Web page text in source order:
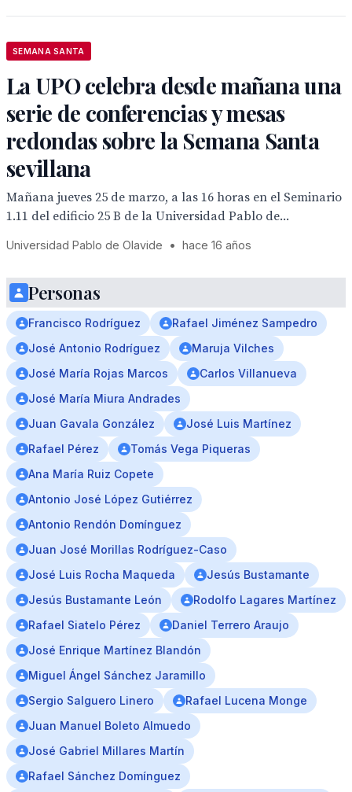
SEMANA SANTA
La UPO celebra desde mañana una
serie de conferencias y mesas
redondas sobre la Semana Santa
sevillana
Mañana jueves 25 de marzo, a las 16 horas en el Seminario
1.11 del edificio 25 B de la Universidad Pablo de...
Universidad Pablo de Olavide • hace 16 años
Personas
Francisco Rodríguez
Rafael Jiménez Sampedro
José Antonio Rodríguez
Maruja Vilches
José María Rojas Marcos
Carlos Villanueva
José María Miura Andrades
Juan Gavala González
José Luis Martínez
Rafael Pérez
Tomás Vega Piqueras
Ana María Ruiz Copete
Antonio José López Gutiérrez
Antonio Rendón Domínguez
Juan José Morillas Rodríguez-Caso
José Luis Rocha Maqueda
Jesús Bustamante
Jesús Bustamante León
Rodolfo Lagares Martínez
Rafael Siatelo Pérez
Daniel Terrero Araujo
José Enrique Martínez Blandón
Miguel Ángel Sánchez Jaramillo
Sergio Salguero Linero
Rafael Lucena Monge
Juan Manuel Boleto Almuedo
José Gabriel Millares Martín
Rafael Sánchez Domínguez